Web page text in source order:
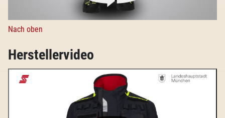
Nach oben
Herstellervideo